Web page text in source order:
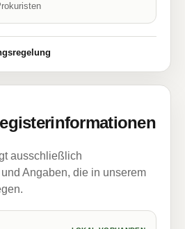
ausschließlich
Angaben, die in unserem